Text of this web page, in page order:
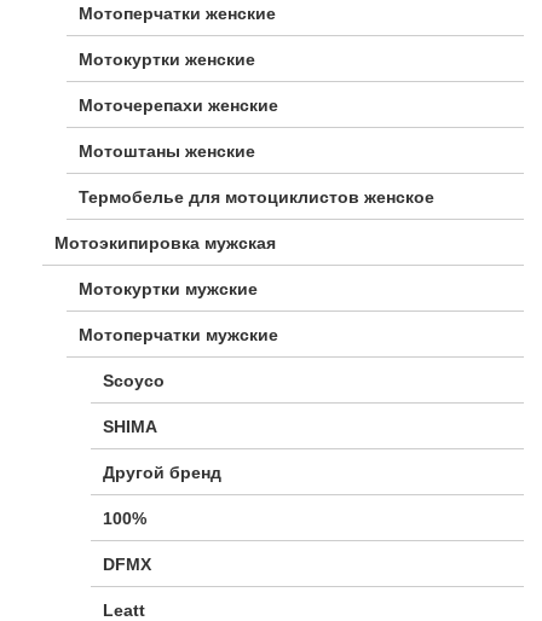
Мотоперчатки женские
Мотокуртки женские
Моточерепахи женские
Мотоштаны женские
Термобелье для мотоциклистов женское
Мотоэкипировка мужская
Мотокуртки мужские
Мотоперчатки мужские
Scoyco
SHIMA
Другой бренд
100%
DFMX
Leatt